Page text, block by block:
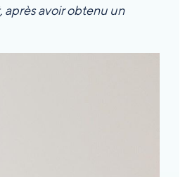
après avoir obtenu un